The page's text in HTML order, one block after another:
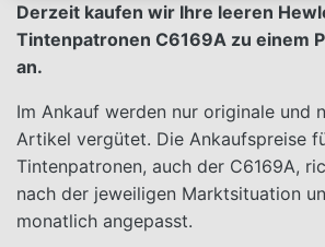
Derzeit kaufen wir Ihre leeren
Tintenpatronen C6169A zu einem
an.
Im Ankauf werden nur originale und
Artikel vergütet. Die Ankaufspreise
Tintenpatronen, auch der C6169A,
nach der jeweiligen Marktsituation
monatlich angepasst.